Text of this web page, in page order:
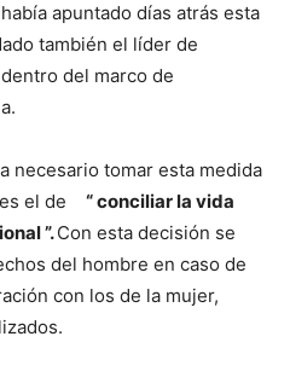
apuntado días atrás esta
también el líder de
del marco de
necesario tomar esta medida
el de “ conciliar la vida
”.Con esta decisión se
del hombre en caso de
con los de la mujer,